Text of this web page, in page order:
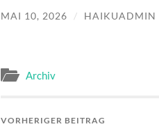
MAI 10, 2026 / HAIKUADMIN
Archiv
VORHERIGER BEITRAG